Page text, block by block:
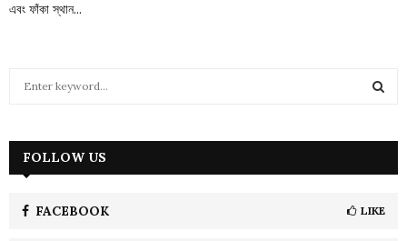
এবং ফাঁকা স্থান...
h
FOLLOW US
FACEBOOK LIKE